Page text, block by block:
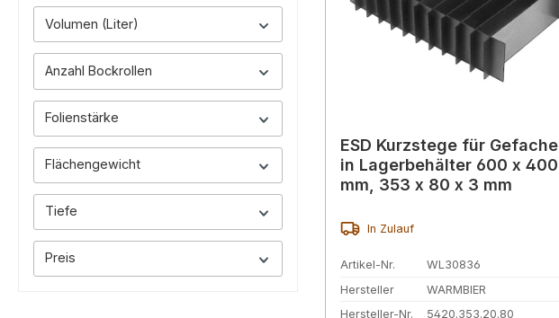
Volumen (Liter)
Anzahl Bockrollen
Folienstärke
Flächengewicht
Tiefe
Preis
ESD Kurzstege für Gefache,
in Lagerbehälter 600 x 400
mm, 353 x 80 x 3 mm
In Zulauf
Artikel-Nr.
WL30836
Hersteller
WARMBIER
Hersteller-Nr.
5420.353.20.80